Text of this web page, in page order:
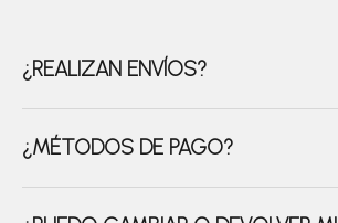
¿REALIZAN ENVÍOS?
¿MÉTODOS DE PAGO?